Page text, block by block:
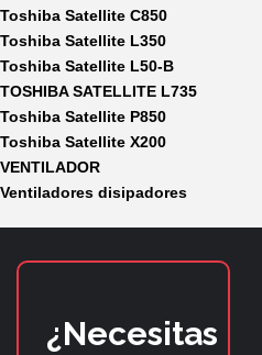
Toshiba Satellite C850
Toshiba Satellite L350
Toshiba Satellite L50-B
TOSHIBA SATELLITE L735
Toshiba Satellite P850
Toshiba Satellite X200
VENTILADOR
Ventiladores disipadores
¿Necesitas